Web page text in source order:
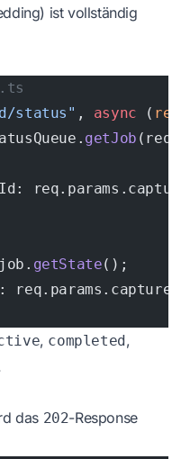
ist vollständig
status" , async ( req
getJob
getState();
, completed,
das 202-Response